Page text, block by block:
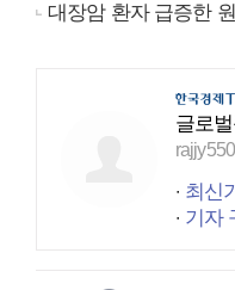
대장암 환자 급증한
글로
최신
기자